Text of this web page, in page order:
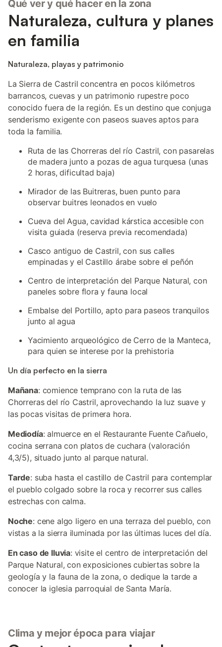
Qué ver y qué hacer en la zona
Naturaleza, cultura y planes
en familia
Naturaleza, playas y patrimonio
La Sierra de Castril concentra en pocos kilómetros
barrancos, cuevas y un patrimonio rupestre poco
conocido fuera de la región. Es un destino que conjuga
senderismo exigente con paseos suaves aptos para
toda la familia.
Ruta de las Chorreras del río Castril, con pasarelas
de madera junto a pozas de agua turquesa (unas
2 horas, dificultad baja)
Mirador de las Buitreras, buen punto para
observar buitres leonados en vuelo
Cueva del Agua, cavidad kárstica accesible con
visita guiada (reserva previa recomendada)
Casco antiguo de Castril, con sus calles
empinadas y el Castillo árabe sobre el peñón
Centro de interpretación del Parque Natural, con
paneles sobre flora y fauna local
Embalse del Portillo, apto para paseos tranquilos
junto al agua
Yacimiento arqueológico de Cerro de la Manteca,
para quien se interese por la prehistoria
Un día perfecto en la sierra
Mañana: comience temprano con la ruta de las
Chorreras del río Castril, aprovechando la luz suave y
las pocas visitas de primera hora.
Mediodía: almuerce en el Restaurante Fuente Cañuelo,
cocina serrana con platos de cuchara (valoración
4,3/5), situado junto al parque natural.
Tarde: suba hasta el castillo de Castril para contemplar
el pueblo colgado sobre la roca y recorrer sus calles
estrechas con calma.
Noche: cene algo ligero en una terraza del pueblo, con
vistas a la sierra iluminada por las últimas luces del día.
En caso de lluvia: visite el centro de interpretación del
Parque Natural, con exposiciones cubiertas sobre la
geología y la fauna de la zona, o dedique la tarde a
conocer la iglesia parroquial de Santa María.
Clima y mejor época para viajar